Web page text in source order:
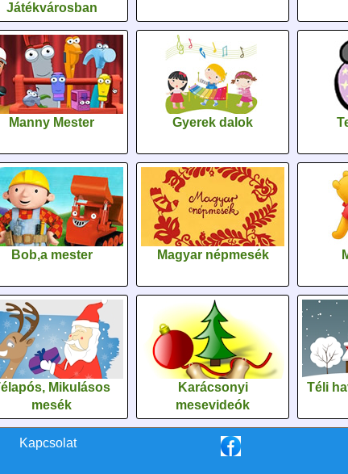
Játékvárosban
Manny Mester Gyerek dalok
Bob,a mester Magyar népmesék
Mikulásos
mesék
Karácsonyi
mesevideók
Téli
Kapcsolat